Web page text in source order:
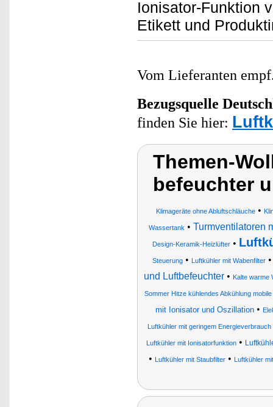
Ionisator-Funktion
Etikett und
Vom Lieferanten
Bezugsquelle
finden Sie hier:
Themen-
befeuchter
Klimageräte ohne Abluftschläuche•
Wassertank • Turmventilatoren
Design-Keramik-Heizlüfter •
Steuerung• Luftkühler mit Wabenfilter
und Luftbefeuchter • Kalte warme
Sommer Hitze kühlendes Abkühlung
mit Ionisator und Oszillation•
Luftkühler mit geringem Energieverbrauch
Luftkühler mit Ionisatorfunktion•
• Luftkühler mit Staubfilter• Luftkühler